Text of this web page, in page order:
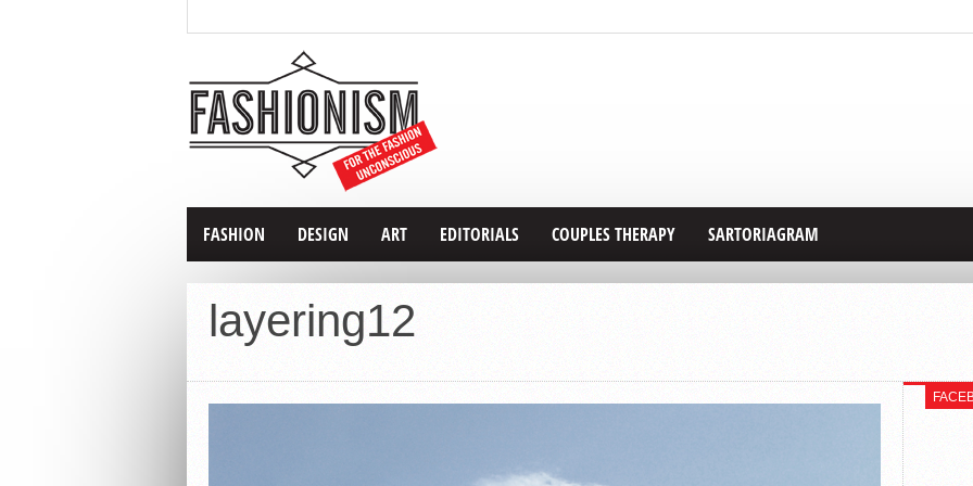
FASHION DESIGN ART EDITORIALS COUPLES THERAPY SARTORIAGRAM
layering12